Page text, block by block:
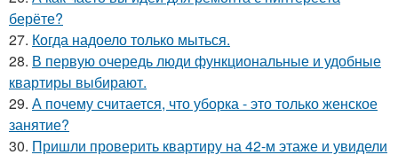
берёте?
27. Когда надоело только мыться.
28. В первую очередь люди функциональные и удобные
квартиры выбирают.
29. А почему считается, что уборка - это только женское
занятие?
30. Пришли проверить квартиру на 42-м этаже и увидели